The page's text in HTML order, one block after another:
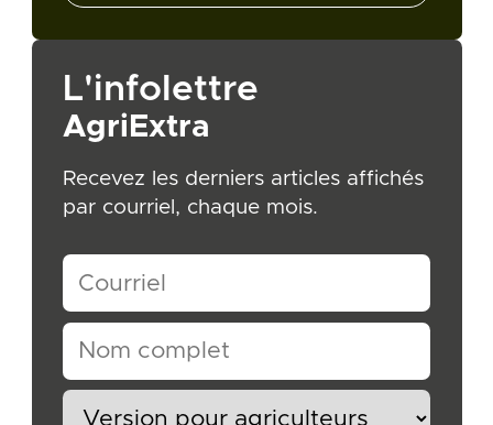
L'infolettre
AgriExtra
Recevez les derniers articles affichés
par courriel, chaque mois.